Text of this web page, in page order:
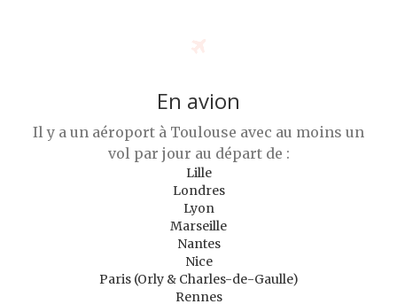
En avion
Il y a un aéroport à Toulouse avec au moins un
vol par jour au départ de :
Lille
Londres
Lyon
Marseille
Nantes
Nice
Paris (Orly & Charles-de-Gaulle)
Rennes